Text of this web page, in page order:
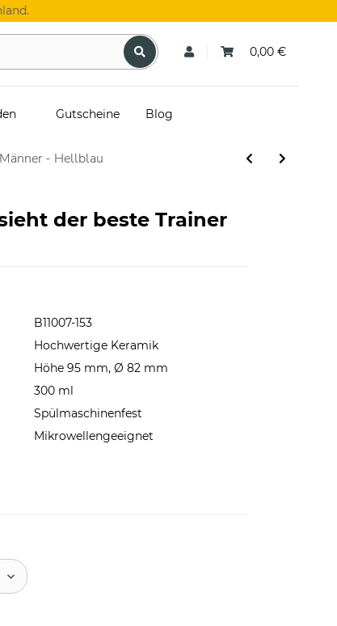
0,00 €
Gutscheine Blog
- Hellblau
der beste Trainer
B11007-153
Hochwertige Keramik
Höhe 95 mm, Ø 82 mm
300 ml
Spülmaschinenfest
Mikrowellengeeignet